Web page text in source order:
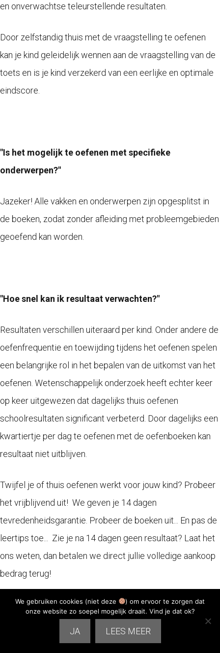
en onverwachtse teleurstellende resultaten.
Door zelfstandig thuis met de vraagstelling te oefenen
kan je kind geleidelijk wennen aan de vraagstelling van de
toets en is je kind verzekerd van een eerlijke en optimale
eindscore.
"Is het mogelijk te oefenen met specifieke
onderwerpen?"
Jazeker! Alle vakken en onderwerpen zijn opgesplitst in
de boeken, zodat zonder afleiding met probleemgebieden
geoefend kan worden.
"Hoe snel kan ik resultaat verwachten?"
Resultaten verschillen uiteraard per kind. Onder andere de
oefenfrequentie en toewijding tijdens het oefenen spelen
een belangrijke rol in het bepalen van de uitkomst van het
oefenen. Wetenschappelijk onderzoek heeft echter keer
op keer uitgewezen dat dagelijks thuis oefenen
schoolresultaten significant verbeterd. Door dagelijks een
kwartiertje per dag te oefenen met de oefenboeken kan
resultaat niet uitblijven.
Twijfel je of thuis oefenen werkt voor jouw kind? Probeer
het vrijblijvend uit! We geven je 14 dagen
tevredenheidsgarantie. Probeer de boeken uit... En pas de
leertips toe... Zie je na 14 dagen geen resultaat? Laat het
ons weten, dan betalen we direct jullie volledige aankoop
bedrag terug!
"Zijn deze boeken ook geschikt ter voorbereiding op
We gebruiken cookies (niet deze
) om ervoor te zorgen dat
onze website zo soepel mogelijk draait. Vind je dat ok?
JA LEES MEER